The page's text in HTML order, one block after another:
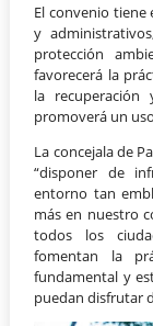
El convenio
y
protección
favorecerá la
la recuperación
promoverá un
La concejala de
“disponer de
entorno tan
más en nuestro
todos los
fomentan la
fundamental y
puedan disfrutar